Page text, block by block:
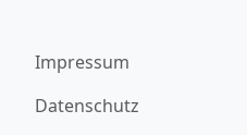
Impressum
Datenschutz